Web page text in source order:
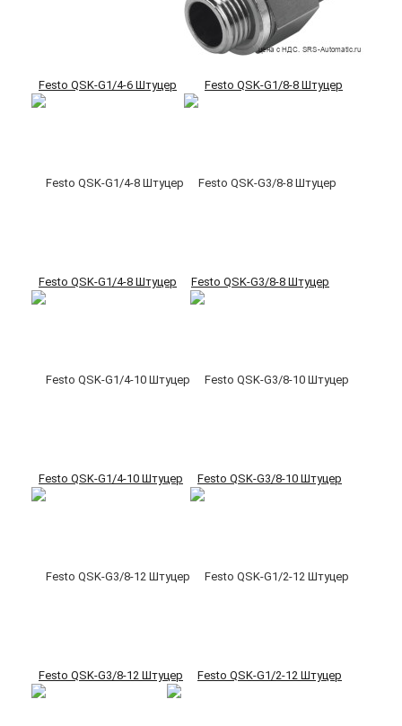
Festo QSK-G1/4-6 Штуцер Festo QSK-G1/8-8 Штуцер
Festo QSK-G1/4-8 Штуцер Festo QSK-G3/8-8 Штуцер
Festo QSK-G1/4-10 Штуцер Festo QSK-G3/8-10 Штуцер
Festo QSK-G3/8-12 Штуцер Festo QSK-G1/2-12 Штуцер